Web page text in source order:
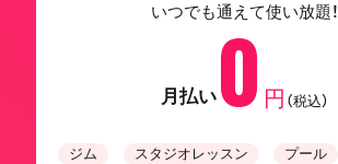
いつでも通えて使い放題！
月払い0 円 （税込）
ジム スタジオレッスン プール